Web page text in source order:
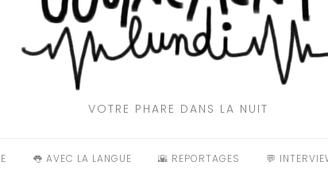
VOTRE PHARE DANS LA NUIT
👅 AVEC LA LANGUE 🌇 REPORTAGES 💬